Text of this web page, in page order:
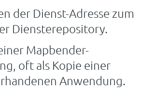
der Dienst-Adresse zum
Diensterepository.
Mapbender-
oft als Kopie einer
Anwendung.